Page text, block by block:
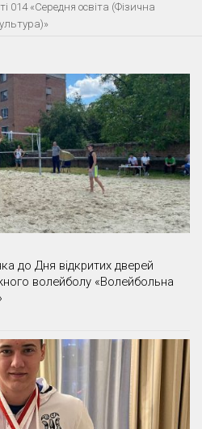
014 «Середня освіта (Фізична
до Дня відкритих дверей
волейболу «Волейбольна